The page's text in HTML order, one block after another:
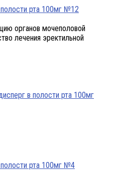
рта 100мг №12
органов мочеполовой
лечения эректильной
рта 100мг №4